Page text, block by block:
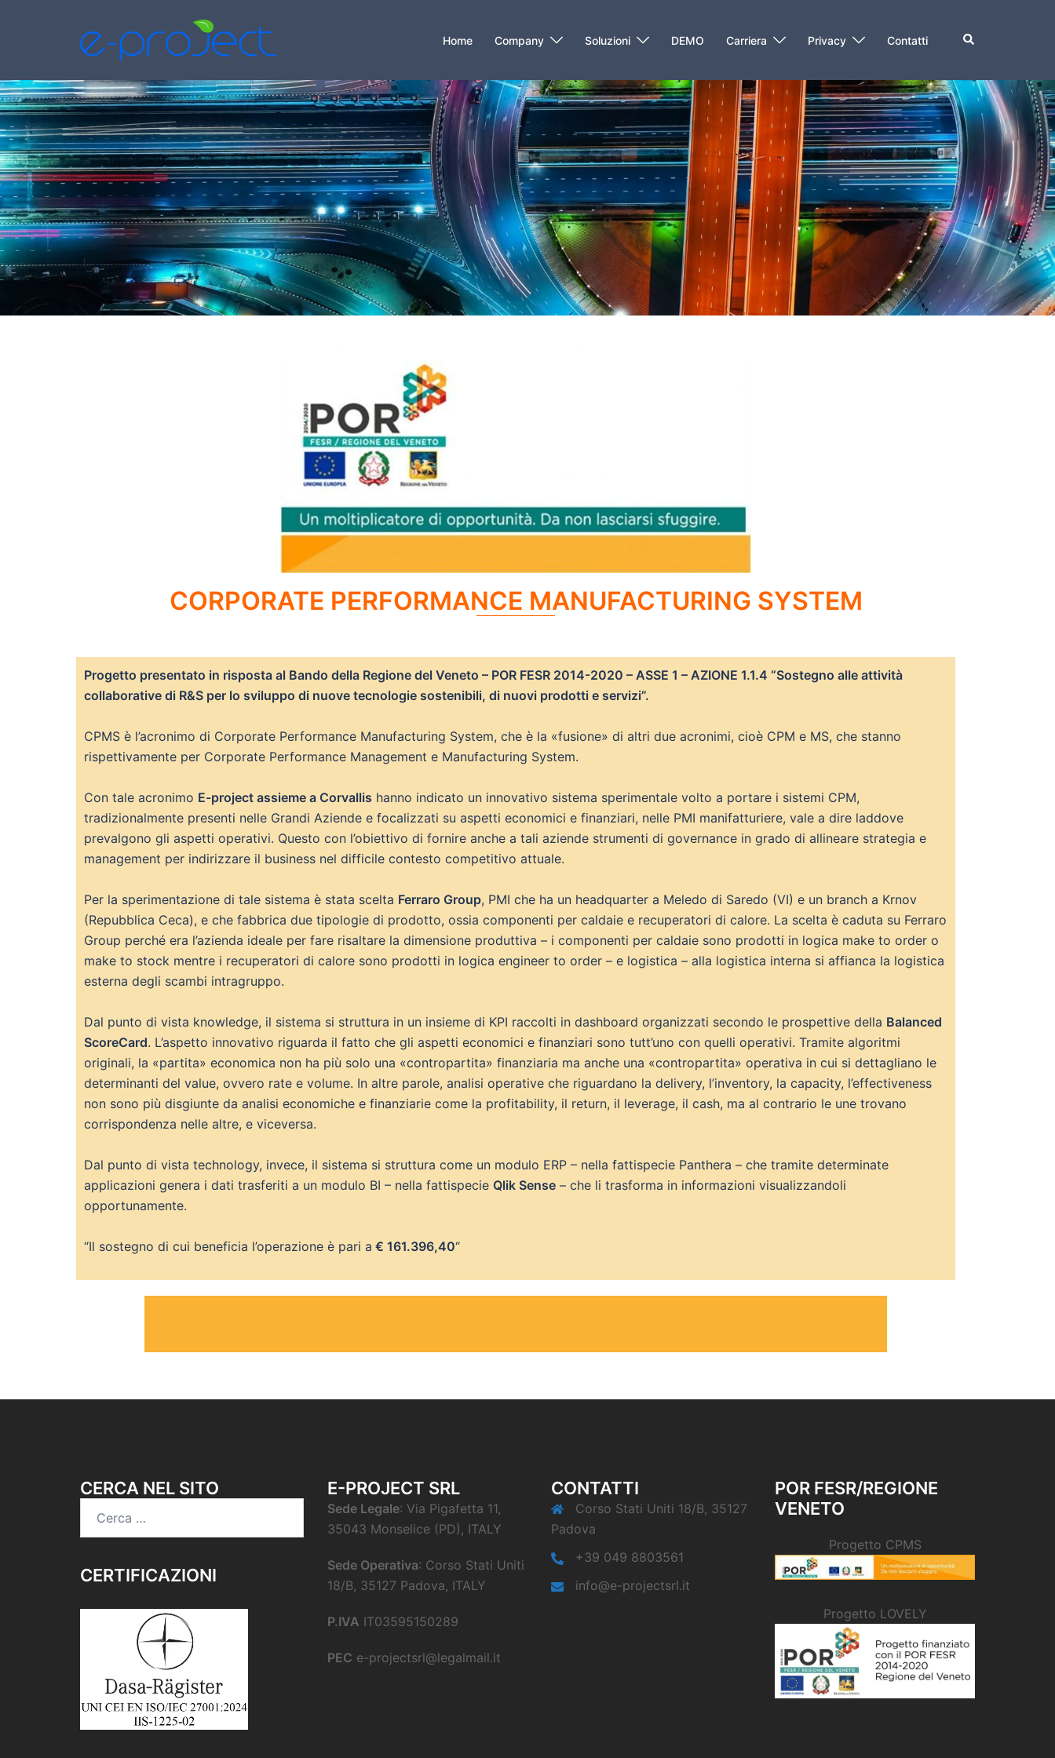
Home Company Soluzioni DEMO Carriera Privacy Contatti
CORPORATE PERFORMANCE MANUFACTURING SYSTEM
Progetto presentato in risposta al Bando della Regione del Veneto – POR FESR 2014-2020 – ASSE 1 – AZIONE 1.1.4 “Sostegno alle attività
collaborative di R&S per lo sviluppo di nuove tecnologie sostenibili, di nuovi prodotti e servizi”.
CPMS è l’acronimo di Corporate Performance Manufacturing System, che è la «fusione» di altri due acronimi, cioè CPM e MS, che stanno
rispettivamente per Corporate Performance Management e Manufacturing System.
Con tale acronimo E-project assieme a Corvallis hanno indicato un innovativo sistema sperimentale volto a portare i sistemi CPM,
tradizionalmente presenti nelle Grandi Aziende e focalizzati su aspetti economici e finanziari, nelle PMI manifatturiere, vale a dire laddove
prevalgono gli aspetti operativi. Questo con l’obiettivo di fornire anche a tali aziende strumenti di governance in grado di allineare strategia e
management per indirizzare il business nel difficile contesto competitivo attuale.
Per la sperimentazione di tale sistema è stata scelta Ferraro Group, PMI che ha un headquarter a Meledo di Saredo (VI) e un branch a Krnov
(Repubblica Ceca), e che fabbrica due tipologie di prodotto, ossia componenti per caldaie e recuperatori di calore. La scelta è caduta su Ferraro
Group perché era l’azienda ideale per fare risaltare la dimensione produttiva – i componenti per caldaie sono prodotti in logica make to order o
make to stock mentre i recuperatori di calore sono prodotti in logica engineer to order – e logistica – alla logistica interna si affianca la logistica
esterna degli scambi intragruppo.
Dal punto di vista knowledge, il sistema si struttura in un insieme di KPI raccolti in dashboard organizzati secondo le prospettive della Balanced
ScoreCard. L’aspetto innovativo riguarda il fatto che gli aspetti economici e finanziari sono tutt’uno con quelli operativi. Tramite algoritmi
originali, la «partita» economica non ha più solo una «contropartita» finanziaria ma anche una «contropartita» operativa in cui si dettagliano le
determinanti del value, ovvero rate e volume. In altre parole, analisi operative che riguardano la delivery, l’inventory, la capacity, l’effectiveness
non sono più disgiunte da analisi economiche e finanziarie come la profitability, il return, il leverage, il cash, ma al contrario le une trovano
corrispondenza nelle altre, e viceversa.
Dal punto di vista technology, invece, il sistema si struttura come un modulo ERP – nella fattispecie Panthera – che tramite determinate
applicazioni genera i dati trasferiti a un modulo BI – nella fattispecie Qlik Sense – che li trasforma in informazioni visualizzandoli
opportunamente.
“Il sostegno di cui beneficia l’operazione è pari a € 161.396,40“
CERCA NEL SITO
CERTIFICAZIONI
E-PROJECT SRL
Sede Legale: Via Pigafetta 11,
35043 Monselice (PD), ITALY
Sede Operativa: Corso Stati Uniti
18/B, 35127 Padova, ITALY
P.IVA IT03595150289
PEC e-projectsrl@legalmail.it
CONTATTI
Corso Stati Uniti 18/B, 35127
Padova
+39 049 8803561
info@e-projectsrl.it
POR FESR/REGIONE
VENETO
Progetto CPMS
Progetto LOVELY